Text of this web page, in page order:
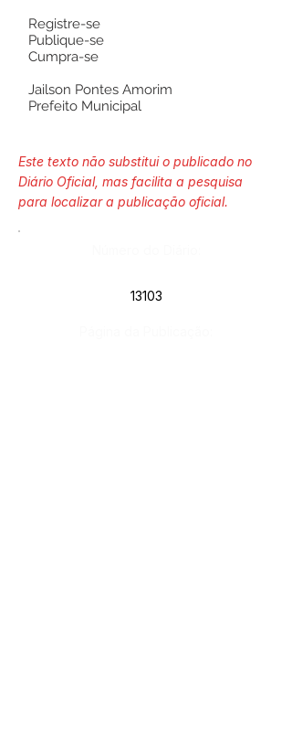
Registre-se
Publique-se
Cumpra-se
Jailson Pontes Amorim
Prefeito Municipal
Este texto não substitui o publicado no
Diário Oficial, mas facilita a pesquisa
para localizar a publicação oficial.
13103